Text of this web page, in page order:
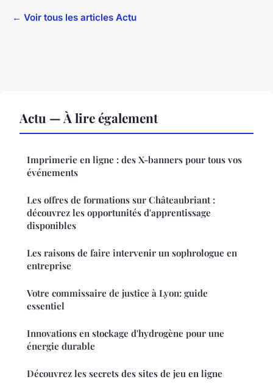
← Voir tous les articles Actu
Actu — À lire également
Imprimerie en ligne : des X-banners pour tous vos
événements
Les offres de formations sur Châteaubriant :
découvrez les opportunités d'apprentissage
disponibles
Les raisons de faire intervenir un sophrologue en
entreprise
Votre commissaire de justice à Lyon: guide
essentiel
Innovations en stockage d'hydrogène pour une
énergie durable
Découvrez les secrets des sites de jeu en ligne